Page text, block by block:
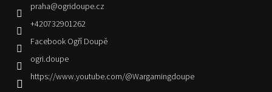
praha@ogridoupe.cz
+420732901262
Facebook Ogří Doupě
ogri.doupe
https://www.youtube.com/@Wargamingdoupe